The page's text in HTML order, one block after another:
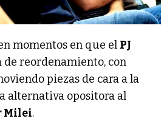
momentos en que el PJ
de reordenamiento, con
piezas de cara a la
alternativa opositora al
Milei.